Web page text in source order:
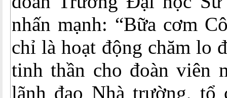
nhấn mạnh: “Bữa cơm
chỉ là hoạt động chăm lo
tinh thần cho đoàn viên
lãnh đạo Nhà trường, tổ